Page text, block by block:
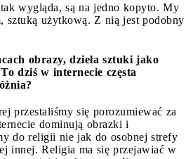
wygląda, są na jedno kopyto. My
sztuką użytkową. Z nią jest podobny
obrazy, dzieła sztuki jako
dziś w internecie częsta
przestaliśmy się porozumiewać za
dominują obrazki i
do religii nie jak do osobnej strefy
innej. Religia ma się przejawiać w